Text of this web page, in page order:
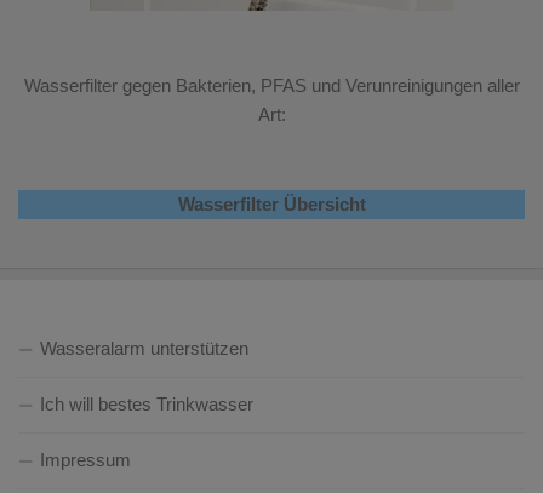
Wasserfilter gegen Bakterien, PFAS und Verunreinigungen aller
Art:
Wasserfilter Übersicht
Wasseralarm unterstützen
Ich will bestes Trinkwasser
Impressum